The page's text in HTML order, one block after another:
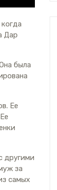
Дар
была
Ее
другими
за
самых